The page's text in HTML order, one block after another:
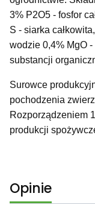
3% P2O5 - fosfor
S - siarka
wodzie 0,4% MgO
substancji
Surowce
pochodzenia
Rozporządzeniem
produkcji
Opinie